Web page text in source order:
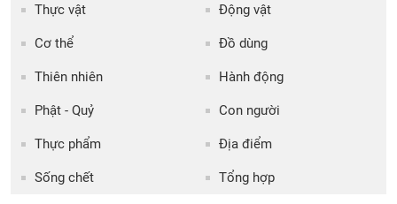
Thực vật Động vật
Cơ thể Đồ dùng
Thiên nhiên Hành động
Phật - Quỷ Con người
Thực phẩm Địa điểm
Sống chết Tổng hợp